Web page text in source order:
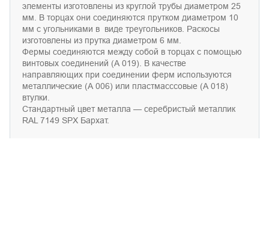
элементы изготовлены из круглой трубы диаметром 25
мм. В торцах они соединяются прутком диаметром 10
мм с угольниками в виде треугольников . Раскосы
изготовлены из прутка диаметром 6 мм.
Фермы соединяются между собой в торцах с помощью
винтовых соединений (А 019). В качестве
направляющих при соединении ферм используются
металлические (А 006) или пластмасссовые (А 018)
втулки.
Стандартный цвет металла — серебристый металлик
RAL 7149 SPX Бархат.